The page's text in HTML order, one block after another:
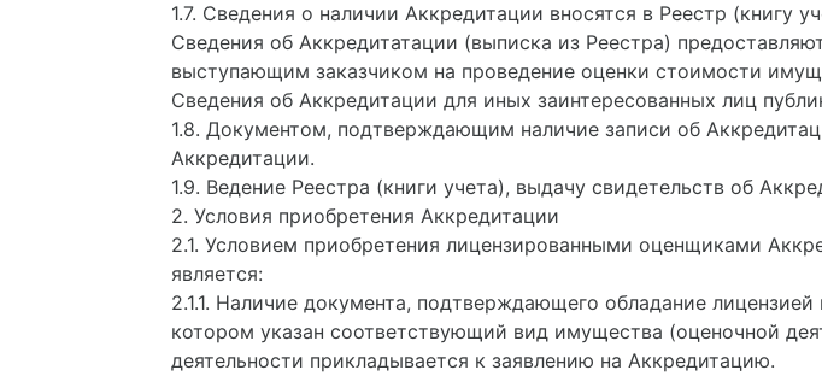
1.7. Сведения о наличии Аккредитации вносятся в Реестр (книгу
Сведения об Аккредитатации (выписка из Реестра)
выступающим заказчиком на проведение оценки стоимости
Сведения об Аккредитации для иных заинтересованных лиц
1.8. Документом, подтверждающим наличие записи об
Аккредитации.
1.9. Ведение Реестра (книги учета), выдачу свидетельств об
2. Условия приобретения Аккредитации
2.1. Условием приобретения лицензированными оценщиками
является:
2.1.1. Наличие документа, подтверждающего обладание
котором указан соответствующий вид имущества (оценочной
деятельности прикладывается к заявлению на Аккредитацию.